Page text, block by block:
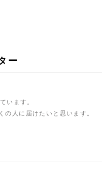
ー
います。
の人に届けたいと思います。